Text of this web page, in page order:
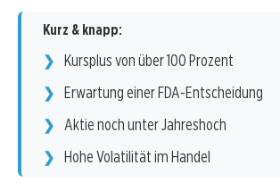
Kurz & knapp:
Kursplus von über 100 Prozent
Erwartung einer FDA-Entscheidung
Aktie noch unter Jahreshoch
Hohe Volatilität im Handel